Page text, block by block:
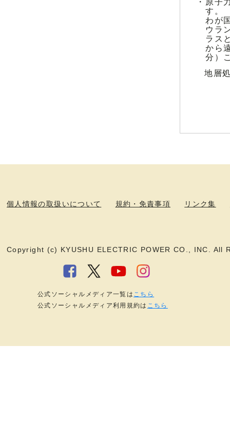
・ 原子
す。
わが
ウラ
ラス
から
分）
地層
個人情報の取扱いについて 規約・免責事項 リンク集
Copyright (c) KYUSHU ELECTRIC POWER CO., INC. All
公式ソーシャルメディア一覧は こちら
公式ソーシャルメディア利用規約は こちら